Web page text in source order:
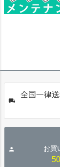
全国一律
お買